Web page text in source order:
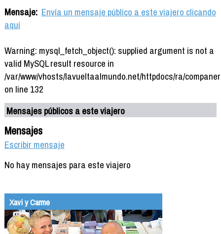
Mensaje: Envía un mensaje público a este viajero clicando
aquí
Warning: mysql_fetch_object(): supplied argument is not a
valid MySQL result resource in
/var/www/vhosts/lavueltaalmundo.net/httpdocs/ra/
on line 132
Mensajes públicos a este viajero
Mensajes
Escribir mensaje
No hay mensajes para este viajero
Xavi y Carme